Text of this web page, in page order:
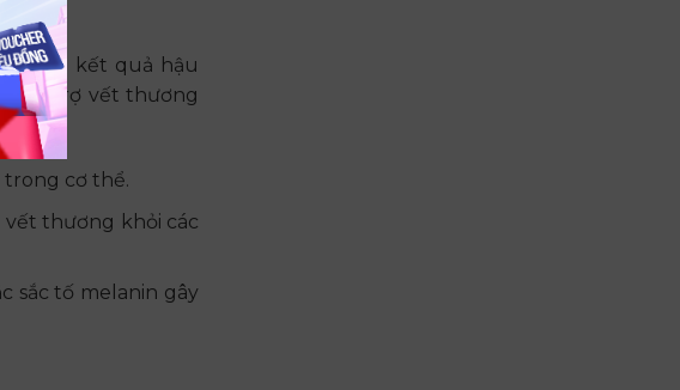
và kết quả hậu
hỗ trợ vết thương
trong cơ thể.
thương khỏi các
sắc tố melanin gây